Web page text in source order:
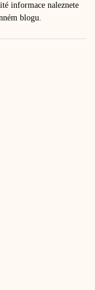
informace naleznete
blogu.